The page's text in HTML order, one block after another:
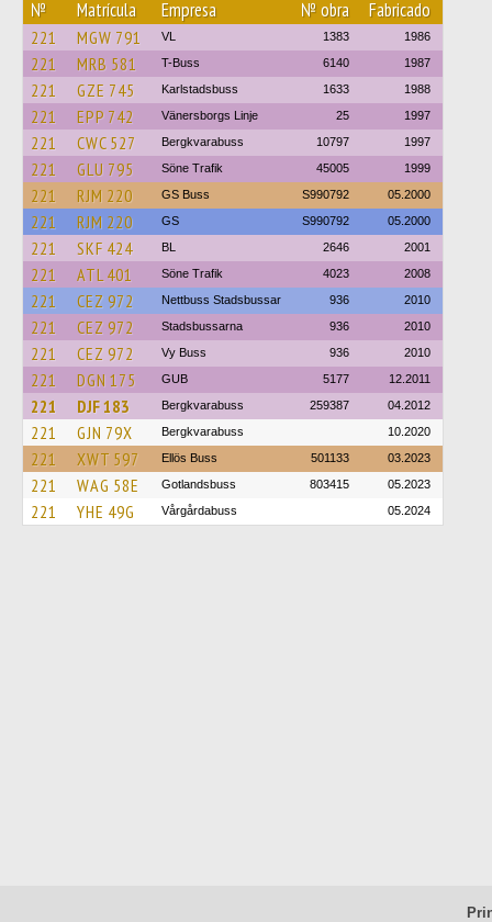
№ Matrícula Empresa № obra Fabricado
221 MGW 791 VL 1383 1986
221 MRB 581 T-Buss 6140 1987
221 GZE 745 Karlstadsbuss 1633 1988
221 EPP 742 Vänersborgs Linje 25 1997
221 CWC 527 Bergkvarabuss 10797 1997
221 GLU 795 Söne Trafik 45005 1999
221 RJM 220 GS Buss S990792 05.2000
221 RJM 220 GS S990792 05.2000
221 SKF 424 BL 2646 2001
221 ATL 401 Söne Trafik 4023 2008
221 CEZ 972 Nettbuss Stadsbussar 936 2010
221 CEZ 972 Stadsbussarna 936 2010
221 CEZ 972 Vy Buss 936 2010
221 DGN 175 GUB 5177 12.2011
221 DJF 183 Bergkvarabuss 259387 04.2012
221 GJN 79X Bergkvarabuss 10.2020
221 XWT 597 Ellös Buss 501133 03.2023
221 WAG 58E Gotlandsbuss 803415 05.2023
221 YHE 49G Vårgårdabuss 05.2024